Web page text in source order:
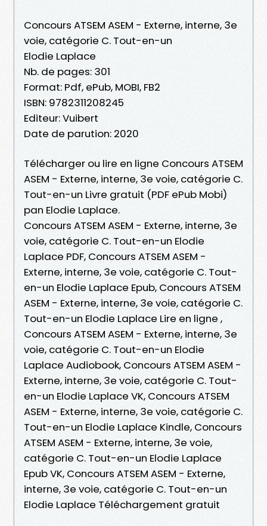
Concours ATSEM ASEM - Externe, interne, 3e
voie, catégorie C. Tout-en-un
Elodie Laplace
Nb. de pages: 301
Format: Pdf, ePub, MOBI, FB2
ISBN: 9782311208245
Editeur: Vuibert
Date de parution: 2020
Télécharger ou lire en ligne Concours ATSEM
ASEM - Externe, interne, 3e voie, catégorie C.
Tout-en-un Livre gratuit (PDF ePub Mobi)
pan Elodie Laplace.
Concours ATSEM ASEM - Externe, interne, 3e
voie, catégorie C. Tout-en-un Elodie
Laplace PDF, Concours ATSEM ASEM -
Externe, interne, 3e voie, catégorie C. Tout-
en-un Elodie Laplace Epub, Concours ATSEM
ASEM - Externe, interne, 3e voie, catégorie C.
Tout-en-un Elodie Laplace Lire en ligne ,
Concours ATSEM ASEM - Externe, interne, 3e
voie, catégorie C. Tout-en-un Elodie
Laplace Audiobook, Concours ATSEM ASEM -
Externe, interne, 3e voie, catégorie C. Tout-
en-un Elodie Laplace VK, Concours ATSEM
ASEM - Externe, interne, 3e voie, catégorie C.
Tout-en-un Elodie Laplace Kindle, Concours
ATSEM ASEM - Externe, interne, 3e voie,
catégorie C. Tout-en-un Elodie Laplace
Epub VK, Concours ATSEM ASEM - Externe,
interne, 3e voie, catégorie C. Tout-en-un
Elodie Laplace Téléchargement gratuit